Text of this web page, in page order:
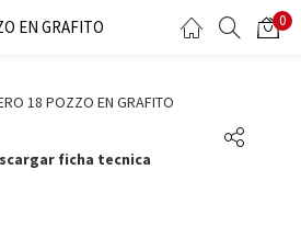
EN GRAFITO 0
to login.
ficha tecnica